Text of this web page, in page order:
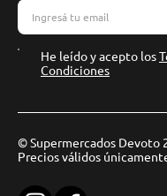
He leído y acepto los
Condiciones
© Supermercados Devoto
Precios válidos